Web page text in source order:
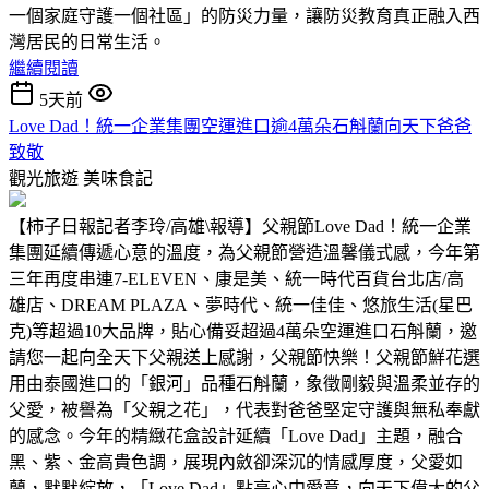
一個家庭守護一個社區」的防災力量，讓防災教育真正融入西
灣居民的日常生活。
繼續閱讀
5天前
Love Dad！統一企業集團空運進口逾4萬朵石斛蘭向天下爸爸
致敬
觀光旅遊 美味食記
【柿子日報記者李玲/高雄\報導】父親節Love Dad！統一企業
集團延續傳遞心意的溫度，為父親節營造溫馨儀式感，今年第
三年再度串連7-ELEVEN、康是美、統一時代百貨台北店/高
雄店、DREAM PLAZA、夢時代、統一佳佳、悠旅生活(星巴
克)等超過10大品牌，貼心備妥超過4萬朵空運進口石斛蘭，邀
請您一起向全天下父親送上感謝，父親節快樂！父親節鮮花選
用由泰國進口的「銀河」品種石斛蘭，象徵剛毅與溫柔並存的
父愛，被譽為「父親之花」，代表對爸爸堅定守護與無私奉獻
的感念。今年的精緻花盒設計延續「Love Dad」主題，融合
黑、紫、金高貴色調，展現內斂卻深沉的情感厚度，父愛如